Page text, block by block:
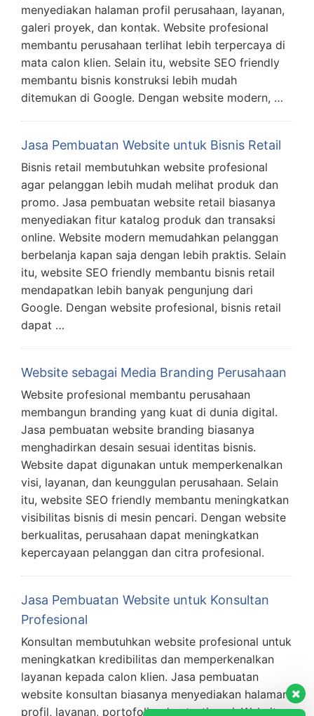
menyediakan halaman profil perusahaan, layanan,
galeri proyek, dan kontak. Website profesional
membantu perusahaan terlihat lebih terpercaya di
mata calon klien. Selain itu, website SEO friendly
membantu bisnis konstruksi lebih mudah
ditemukan di Google. Dengan website modern, …
Jasa Pembuatan Website untuk Bisnis Retail
Bisnis retail membutuhkan website profesional
agar pelanggan lebih mudah melihat produk dan
promo. Jasa pembuatan website retail biasanya
menyediakan fitur katalog produk dan transaksi
online. Website modern memudahkan pelanggan
berbelanja kapan saja dengan lebih praktis. Selain
itu, website SEO friendly membantu bisnis retail
mendapatkan lebih banyak pengunjung dari
Google. Dengan website profesional, bisnis retail
dapat …
Website sebagai Media Branding Perusahaan
Website profesional membantu perusahaan
membangun branding yang kuat di dunia digital.
Jasa pembuatan website branding biasanya
menghadirkan desain sesuai identitas bisnis.
Website dapat digunakan untuk memperkenalkan
visi, layanan, dan keunggulan perusahaan. Selain
itu, website SEO friendly membantu meningkatkan
visibilitas bisnis di mesin pencari. Dengan website
berkualitas, perusahaan dapat meningkatkan
kepercayaan pelanggan dan citra profesional.
Jasa Pembuatan Website untuk Konsultan
Profesional
Konsultan membutuhkan website profesional untuk
meningkatkan kredibilitas dan memperkenalkan
layanan kepada calon klien. Jasa pembuatan
website konsultan biasanya menyediakan halaman
profil, layanan, portofolio, dan testimoni. Website